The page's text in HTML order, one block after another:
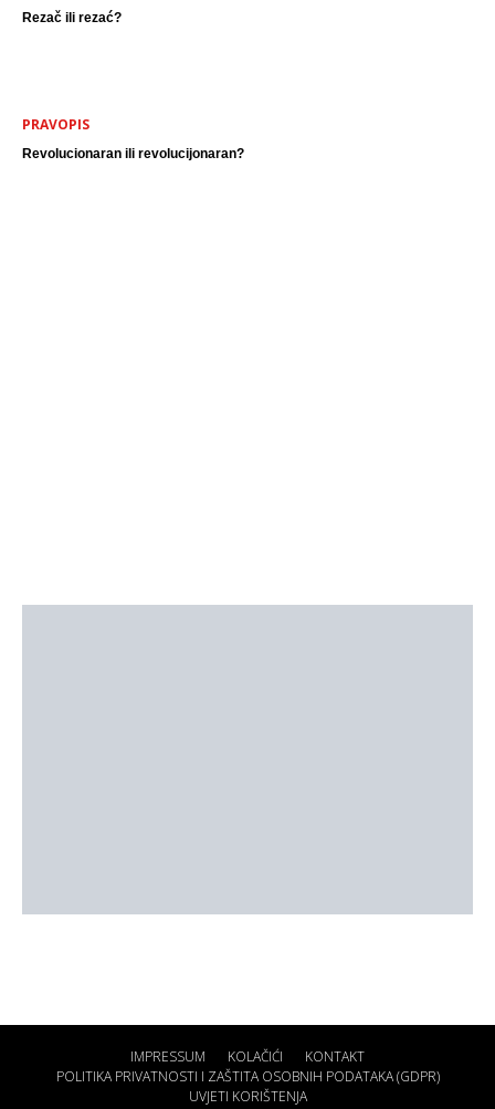
Rezač ili rezać?
PRAVOPIS
Revolucionaran ili revolucijonaran?
IMPRESSUM KOLAČIĆI
KONTAKT
POLITIKA PRIVATNOSTI I ZAŠTITA OSOBNIH PODATAKA (GDPR)
UVJETI KORIŠTENJA